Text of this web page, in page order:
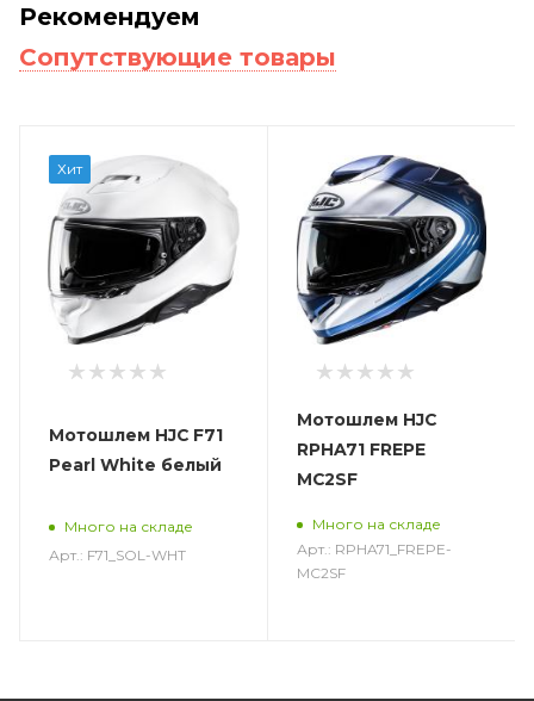
Рекомендуем
Сопутствующие товары
Хит
Мотошлем HJC F71
Pearl White белый
Много на складе
Арт.: F71_SOL-WHT
Мотошлем HJC
RPHA71 FREPE
MC2SF
Много на складе
Арт.: RPHA71_FREPE-
MC2SF